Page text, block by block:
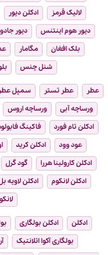
لالیک قرمز
ادکلن دیور
دیور هوم اینتنس
دیور
بلک افغان
مگامار
شنل چنس
عطر عطر تستر سمپل
ورساچه آبی
ورساچه اروس
ادکلن تام فورد
فاکینگ
عود وود
ادکلن کرید
ادکلن کارولینا هررا
گود گرل
ادکلن لانکوم
ادکلن لاویه
ادکلن ادکلن بولگاری
بولگاری آکوا اتلانتیک